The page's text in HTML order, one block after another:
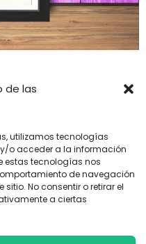
de las
utilizamos tecnologías
o acceder a la información
estas tecnologías nos
de navegación
No consentir o retirar el
a ciertas